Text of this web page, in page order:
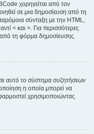
χορηγείται από τον
σε μια δημοσίευση από τη
σύνταξη με την HTML,
< και >. Για περισσότερες
τη φόρμα δημοσίευσης.
αυτό το σύστημα συζητήσεων
η οποία μπορεί να
χρησιμοποιώντας